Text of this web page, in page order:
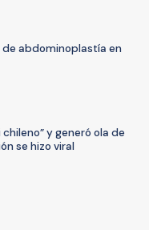
abdominoplastía en
y generó ola de
se hizo viral